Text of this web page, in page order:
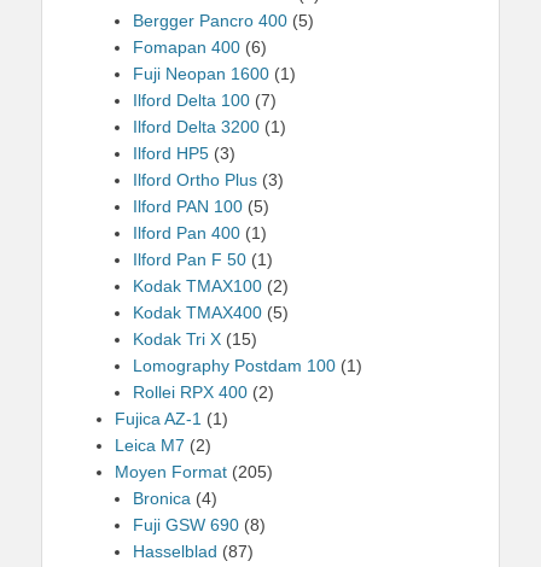
Bergger Pancro 400 (5)
Fomapan 400 (6)
Fuji Neopan 1600 (1)
Ilford Delta 100 (7)
Ilford Delta 3200 (1)
Ilford HP5 (3)
Ilford Ortho Plus (3)
Ilford PAN 100 (5)
Ilford Pan 400 (1)
Ilford Pan F 50 (1)
Kodak TMAX100 (2)
Kodak TMAX400 (5)
Kodak Tri X (15)
Lomography Postdam 100 (1)
Rollei RPX 400 (2)
Fujica AZ-1 (1)
Leica M7 (2)
Moyen Format (205)
Bronica (4)
Fuji GSW 690 (8)
Hasselblad (87)